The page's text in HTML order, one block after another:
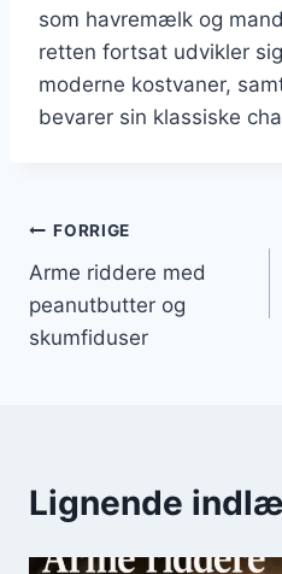
som havremælk og
retten fortsat udvikler
moderne kostvaner,
bevarer sin klassiske
FORRIGE
Arme riddere med
peanutbutter og
skumfiduser
Lignende